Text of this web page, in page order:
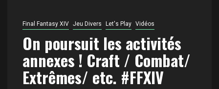
Final Fantasy XIV Jeu Divers Let's Play Vidéos
On poursuit les activités
annexes ! Craft / Combat/
Extrêmes/ etc. #FFXIV